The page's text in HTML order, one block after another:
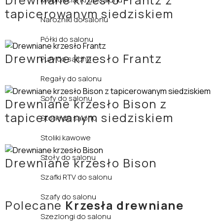
Narożniki do salonu
Półki do salonu
Pufy do salonu
Regały do salonu
Sofy do salonu
Stoliki do salonu
Stoliki kawowe
Stoły do salonu
Szafki RTV do salonu
Szafy do salonu
Szezlongi do salonu
tapicerowanym siedziskiem
Drewniane krzesło Frantz
Drewniane krzesło Bison z
tapicerowanym siedziskiem
Drewniane krzesło Bison
Polecane Krzesła drewniane